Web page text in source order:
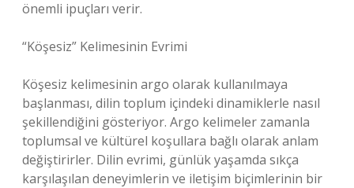
önemli ipuçları verir.
“Köşesiz” Kelimesinin Evrimi
Köşesiz kelimesinin argo olarak kullanılmaya
başlanması, dilin toplum içindeki dinamiklerle nasıl
şekillendiğini gösteriyor. Argo kelimeler zamanla
toplumsal ve kültürel koşullara bağlı olarak anlam
değiştirirler. Dilin evrimi, günlük yaşamda sıkça
karşılaşılan deneyimlerin ve iletişim biçimlerinin bir